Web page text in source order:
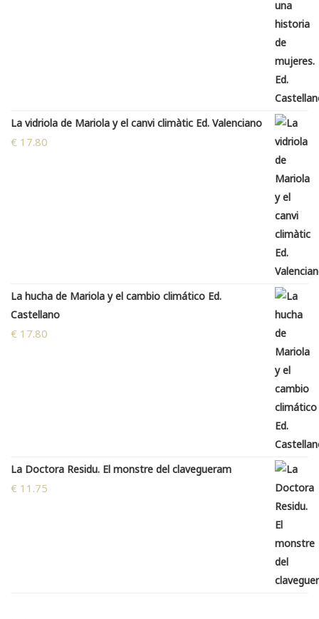
La vidriola de Mariola y el canvi climàtic Ed. Valenciano
€ 17.80
La hucha de Mariola y el cambio climático Ed.
Castellano
€ 17.80
La Doctora Residu. El monstre del clavegueram
€ 11.75